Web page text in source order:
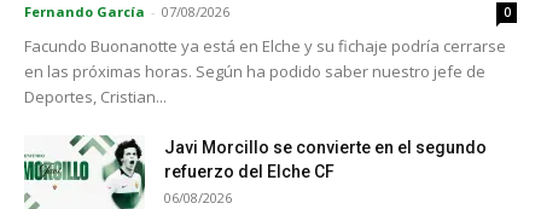
Fernando García - 07/08/2026 0
Facundo Buonanotte ya está en Elche y su fichaje podría cerrarse
en las próximas horas. Según ha podido saber nuestro jefe de
Deportes, Cristian...
Javi Morcillo se convierte en el segundo
refuerzo del Elche CF
06/08/2026